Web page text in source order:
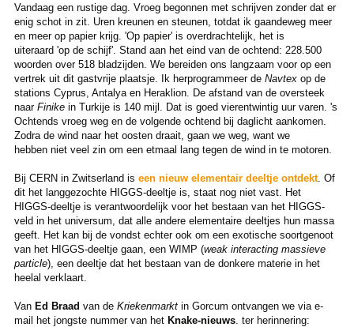
Vandaag een rustige dag. Vroeg begonnen met schrijven zonder dat er
enig schot in zit. Uren kreunen en steunen, totdat ik gaandeweg meer
en meer op papier krijg. 'Op papier' is overdrachtelijk, het is
uiteraard 'op de schijf'. Stand aan het eind van de ochtend: 228.500
woorden over 518 bladzijden. We bereiden ons langzaam voor op een
vertrek uit dit gastvrije plaatsje. Ik herprogrammeer de Navtexop de
stations Cyprus, Antalya en Heraklion. De afstand van de oversteek
naar Finikein Turkije is 140 mijl. Dat is goed vierentwintig uur varen. 's
Ochtends vroeg weg en de volgende ochtend bij daglicht aankomen.
Zodra de wind naar het oosten draait, gaan we weg, want we
hebben niet veel zin om een etmaal lang tegen de wind in te motoren.
Bij CERN in Zwitserland is een nieuw elementair deeltje ontdekt. Of
dit het langgezochte HIGGS-deeltje is, staat nog niet vast. Het
HIGGS-deeltje is verantwoordelijk voor het bestaan van het HIGGS-
veld in het universum, dat alle andere elementaire deeltjes hun massa
geeft. Het kan bij de vondst echter ook om een exotische soortgenoot
van het HIGGS-deeltje gaan, een WIMP (weak interacting massieve
particle), een deeltje dat het bestaan van de donkere materie in het
heelal verklaart.
Van Ed Braad van deKriekenmarktin Gorcum ontvangen we via e-
mail het jongste nummer van het Knake-nieuws. ter herinnering: